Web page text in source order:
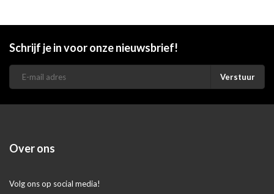
Schrijf je in voor onze nieuwsbrief!
Verstuur
Over ons
Volg ons op social media!